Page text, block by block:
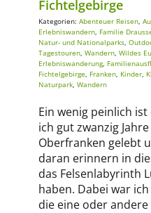
Fichtelgebirge
Kategorien: Abenteuer Reisen,
Erlebniswandern, Familie
Natur- und Nationalparks,
Tagestouren, Wandern, Wildes
Erlebniswanderung,
Fichtelgebirge, Franken, Kinder,
Naturpark, Wandern
Ein wenig peinlich
ich gut zwanzig
Oberfranken gelebt
daran erinnern in
das Felsenlabyrinth
haben. Dabei war
die eine oder